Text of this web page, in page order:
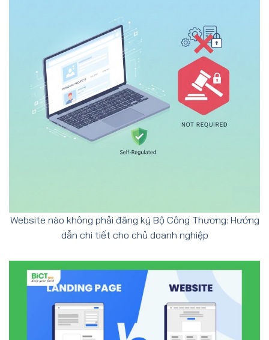
Website nào không phải đăng ký Bộ Công Thương: Hướng
dẫn chi tiết cho chủ doanh nghiệp